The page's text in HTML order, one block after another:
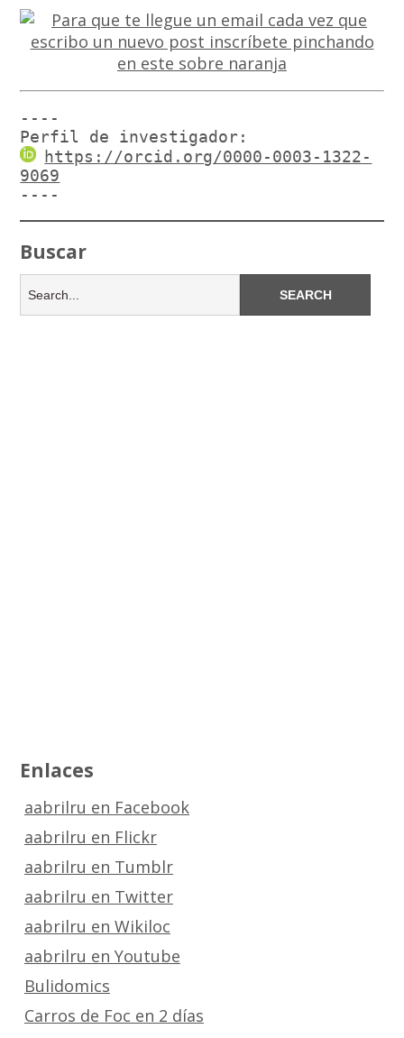
----
Perfil de investigador:
https://orcid.org/0000-0003-1322-
9069
----
Buscar
Enlaces
aabrilru en Facebook
aabrilru en Flickr
aabrilru en Tumblr
aabrilru en Twitter
aabrilru en Wikiloc
aabrilru en Youtube
Bulidomics
Carros de Foc en 2 días